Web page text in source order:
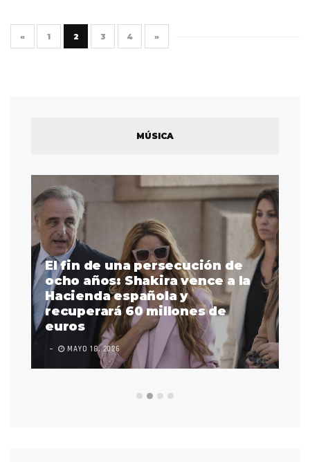
« 1 2 3 4 »
MÚSICA
La intérprete de lenguaje de
señas Justina Miles es la
primera afroamericana sorda
en actuar en la Súper Bowl
LEAVE A COMMENT FEBRERO 17, 2023